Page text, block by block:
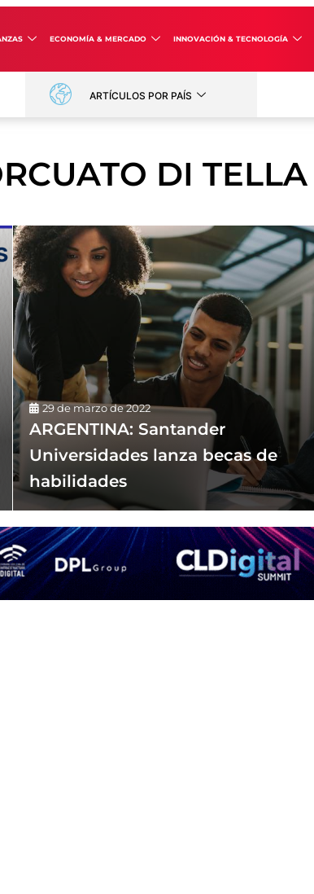
ECONOMÍA & MERCADO INNOVACIÓN & TECNOLOGÍA
ARTÍCULOS POR PAÍS
DI TELLA
29 de marzo de 2022
ARGENTINA: Santander
Universidades lanza becas de
habilidades